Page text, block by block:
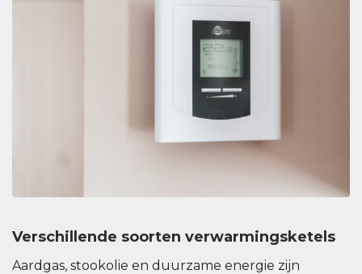
Verschillende soorten verwarmingsketels
Aardgas, stookolie en duurzame energie zijn